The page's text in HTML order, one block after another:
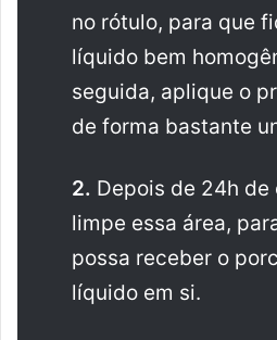
no rótulo, para que
líquido bem
seguida, aplique o
de forma bastante
2. Depois de 24h de
limpe essa área,
possa receber o
líquido em si.